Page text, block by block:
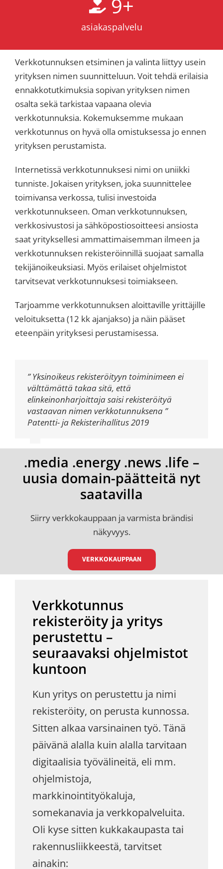
9+
asiakaspalvelu
Verkkotunnuksen etsiminen ja valinta liittyy usein
yrityksen nimen suunnitteluun. Voit tehdä erilaisia
ennakkotutkimuksia sopivan yrityksen nimen
osalta sekä tarkistaa vapaana olevia
verkkotunnuksia. Kokemuksemme mukaan
verkkotunnus on hyvä olla omistuksessa jo ennen
yrityksen perustamista.
Internetissä verkkotunnuksesi nimi on uniikki
tunniste. Jokaisen yrityksen, joka suunnittelee
toimivansa verkossa, tulisi investoida
verkkotunnukseen. Oman verkkotunnuksen,
verkkosivustosi ja sähköpostiosoitteesi ansiosta
saat yrityksellesi ammattimaisemman ilmeen ja
verkkotunnuksen rekisteröinnillä suojaat samalla
tekijänoikeuksiasi. Myös erilaiset ohjelmistot
tarvitsevat verkkotunnuksesi toimiakseen.
Tarjoamme verkkotunnuksen aloittaville yrittäjille
veloituksetta (12 kk ajanjakso) ja näin pääset
eteenpäin yrityksesi perustamisessa.
” Yksinoikeus rekisteröityyn toiminimeen ei
välttämättä takaa sitä, että
elinkeinonharjoittaja saisi rekisteröityä
vastaavan nimen verkkotunnuksena ”
Patentti- ja Rekisterihallitus 2019
.media .energy .news .life –
uusia domain-päätteitä nyt
saatavilla
Siirry verkkokauppaan ja varmista brändisi
näkyvyys.
VERKKOKAUPPAAN
Verkkotunnus
rekisteröity ja yritys
perustettu –
seuraavaksi ohjelmistot
kuntoon
Kun yritys on perustettu ja nimi
rekisteröity, on perusta kunnossa.
Sitten alkaa varsinainen työ. Tänä
päivänä alalla kuin alalla tarvitaan
digitaalisia työvälineitä, eli mm.
ohjelmistoja,
markkinointityökaluja,
somekanavia ja verkkopalveluita.
Oli kyse sitten kukkakaupasta tai
rakennusliikkeestä, tarvitset
ainakin: